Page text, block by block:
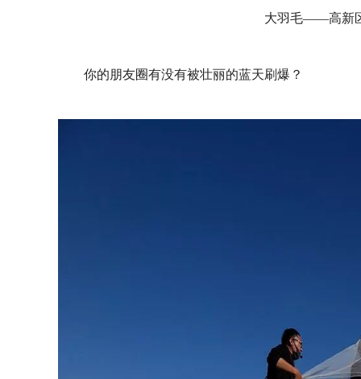
大羽毛——高新
你的朋友圈有没有被壮丽的蓝天刷爆？